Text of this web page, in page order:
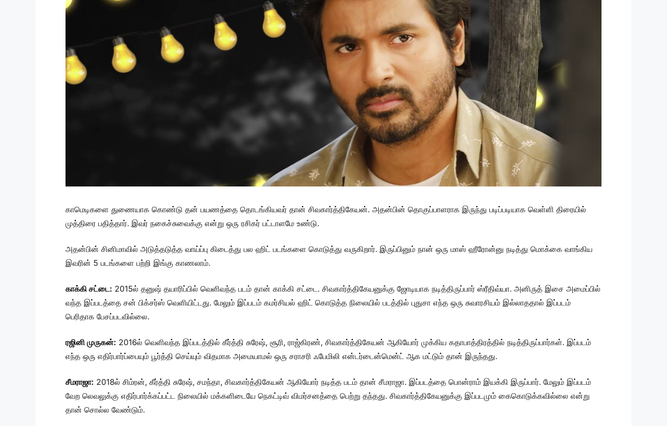
காமெடிகளை துணையாக கொண்டு தன் பயணத்தை தொடங்கியவர் தான் சிவகார்த்திகேயன். அதன்பின் தொகுப்பாளராக இருந்து படிப்படியாக வெள்ளி திரையில்
முத்திரை பதித்தார். இவர் நகைச்சுவைக்கு என்று ஒரு ரசிகர் பட்டாளமே உண்டு.
அதன்பின் சினிமாவில் அடுத்தடுத்த வாய்ப்பு கிடைத்து பல ஹிட் படங்களை கொடுத்து வருகிறார். இருப்பினும் நான் ஒரு மாஸ் ஹீரோன்னு நடித்து மொக்கை வாங்கிய
இவரின் 5 படங்களை பற்றி இங்கு காணலாம்.
காக்கி சட்டை: 2015ல் தனுஷ் தயாரிப்பில் வெளிவந்த படம் தான் காக்கி சட்டை. சிவகார்த்திகேயனுக்கு ஜோடியாக நடித்திருப்பார் ஸ்ரீதிவ்யா. அனிருத் இசை அமைப்பில்
வந்த இப்படத்தை சன் பிக்சர்ஸ் வெளியிட்டது. மேலும் இப்படம் கமர்சியல் ஹிட் கொடுத்த நிலையில் படத்தில் புதுசா எந்த ஒரு சுவாரசியம் இல்லாததால் இப்படம்
பெரிதாக பேசப்படவில்லை.
ரஜினி முருகன்: 2016ல் வெளிவந்த இப்படத்தில் கீர்த்தி சுரேஷ், சூரி, ராஜ்கிரண், சிவகார்த்திகேயன் ஆகியோர் முக்கிய கதாபாத்திரத்தில் நடித்திருப்பார்கள். இப்படம்
எந்த ஒரு எதிர்பார்ப்பையும் பூர்த்தி செய்யும் விதமாக அமையாமல் ஒரு சராசரி ஃபேமிலி என்டர்டைன்மென்ட் ஆக மட்டும் தான் இருந்தது.
சீமராஜா: 2018ல் சிம்ரன், கீர்த்தி சுரேஷ், சமந்தா, சிவகார்த்திகேயன் ஆகியோர் நடித்த படம் தான் சீமராஜா. இப்படத்தை பொன்ராம் இயக்கி இருப்பார். மேலும் இப்படம்
வேற லெவலுக்கு எதிர்பார்க்கப்பட்ட நிலையில் மக்களிடையே நெகட்டிவ் விமர்சனத்தை பெற்று தந்தது. சிவகார்த்திகேயனுக்கு இப்படமும் கைகொடுக்கவில்லை என்று
தான் சொல்ல வேண்டும்.